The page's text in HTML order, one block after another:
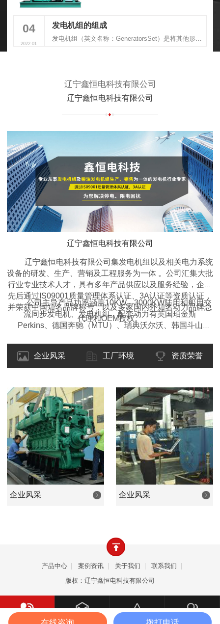
04
2022-01
发电机组的组成
辽宁鑫恒电科技有限公司
辽宁鑫恒电科技有限公司
辽宁鑫恒电科技有限公司
辽宁鑫恒电科技有限公司集发电机组以及相关电力系统
设备的研发、生产、营销及工程服务为一体 。公司汇集大批
行业专业技术人才，具有多年产品供应以及服务经验，企业
先后通过IS09001质量管理体系认证、3A认证等资质认证，
并荣获中国知名品牌称号，以及多家国内外知名动力品牌总
代理和OEM授权。
公司主导产品功率涵盖10KW---3000KW陆用和船用交
流同步发电机、发电机组。配套动力有英国珀金斯
Perkins、德国奔驰（MTU）、瑞典沃尔沃、韩国斗山
车型、静音箱型、集装箱型、自动化型、全自动远程监控
型、多机自动并机并网调频调载型等各种型式的柴油发电机
用于工矿、企业、学校、医院、交通、酒店、房产、野外作
业等等行业的照明和设备动力之用。产品畅销全国，远销韩
国、朝鲜、欧美、东南亚、中东、非洲等众多国家和地区。
公司以优良的品质、卓越的价值、周到的服务，致力成
为发电机行业新时代优秀的品牌，是您值得依赖的合作伙
伴。
企业风采 工厂环境 资质荣誉
企业风采 企业风采
产品中心 案例资讯 关于我们 联系我们
版权：辽宁鑫恒电科技有限公司